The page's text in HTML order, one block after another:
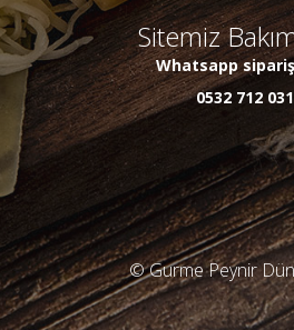
Sitemiz
Whatsapp
0532 712
© Gurme Peynir